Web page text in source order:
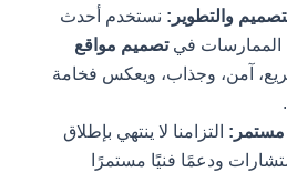
والتطوير:نستخدم أحدث
الممارسات في تصميم مواقع
آمن، وجذاب، ويعكس فخامة
التزامنا لا ينتهي بإطلاق
ودعمًا فنيًا مستمرًا